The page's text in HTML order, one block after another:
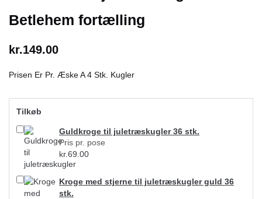
Betlehem fortælling
kr.149.00
Prisen Er Pr. Æske A 4 Stk. Kugler
Tilkøb
Guldkroge til juletræskugler 36 stk.
Pris pr. pose
kr.69.00
Kroge med stjerne til juletræskugler guld 36
stk.